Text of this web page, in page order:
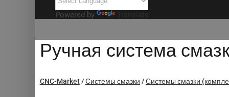
Powered by Translate
Ручная система
CNC-Market/Системы смазки /Системы смазки